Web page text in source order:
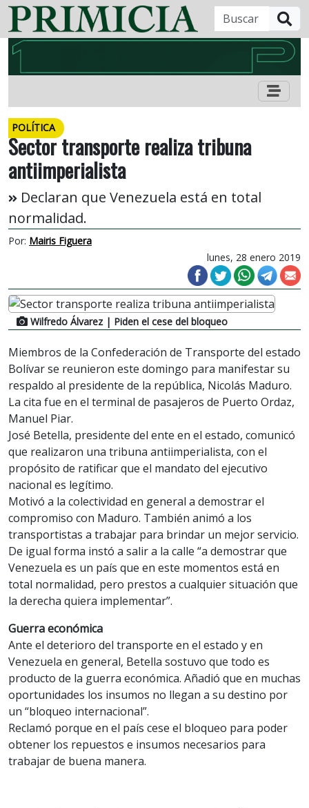
POLÍTICA
Sector transporte realiza tribuna
antiimperialista
Declaran que Venezuela está en total
normalidad.
Por: Mairis Figuera
lunes, 28 enero 2019
Wilfredo Álvarez| Piden el cese del bloqueo
Miembros de la Confederación de Transporte del estado
Bolívar se reunieron este domingo para manifestar su
respaldo al presidente de la república, Nicolás Maduro.
La cita fue en el terminal de pasajeros de Puerto Ordaz,
Manuel Piar.
José Betella, presidente del ente en el estado, comunicó
que realizaron una tribuna antiimperialista, con el
propósito de ratificar que el mandato del ejecutivo
nacional es legítimo.
Motivó a la colectividad en general a demostrar el
compromiso con Maduro. También animó a los
transportistas a trabajar para brindar un mejor servicio.
De igual forma instó a salir a la calle “a demostrar que
Venezuela es un país que en este momentos está en
total normalidad, pero prestos a cualquier situación que
la derecha quiera implementar”.
Guerra económica
Ante el deterioro del transporte en el estado y en
Venezuela en general, Betella sostuvo que todo es
producto de la guerra económica. Añadió que en muchas
oportunidades los insumos no llegan a su destino por
un “bloqueo internacional”.
Reclamó porque en el país cese el bloqueo para poder
obtener los repuestos e insumos necesarios para
trabajar de buena manera.